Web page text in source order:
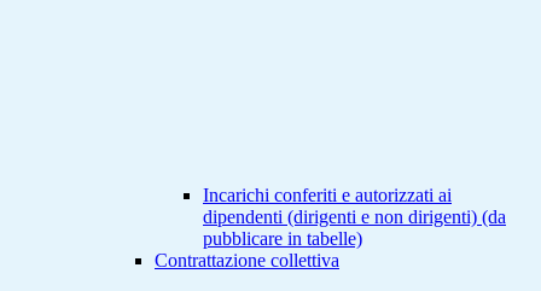
Incarichi conferiti e autorizzati ai
dipendenti (dirigenti e non dirigenti) (da
pubblicare in tabelle)
Contrattazione collettiva